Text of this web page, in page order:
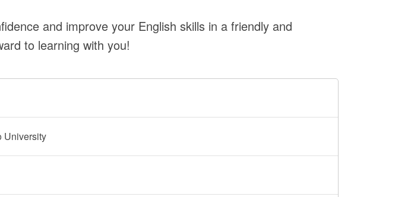
and improve your English skills in a friendly and
to learning with you!
University